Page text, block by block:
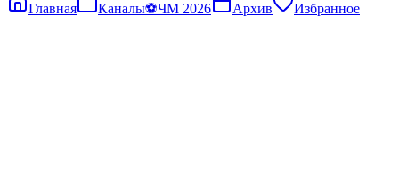
Главная
Каналы⚽ЧМ 2026 Архив Избранное